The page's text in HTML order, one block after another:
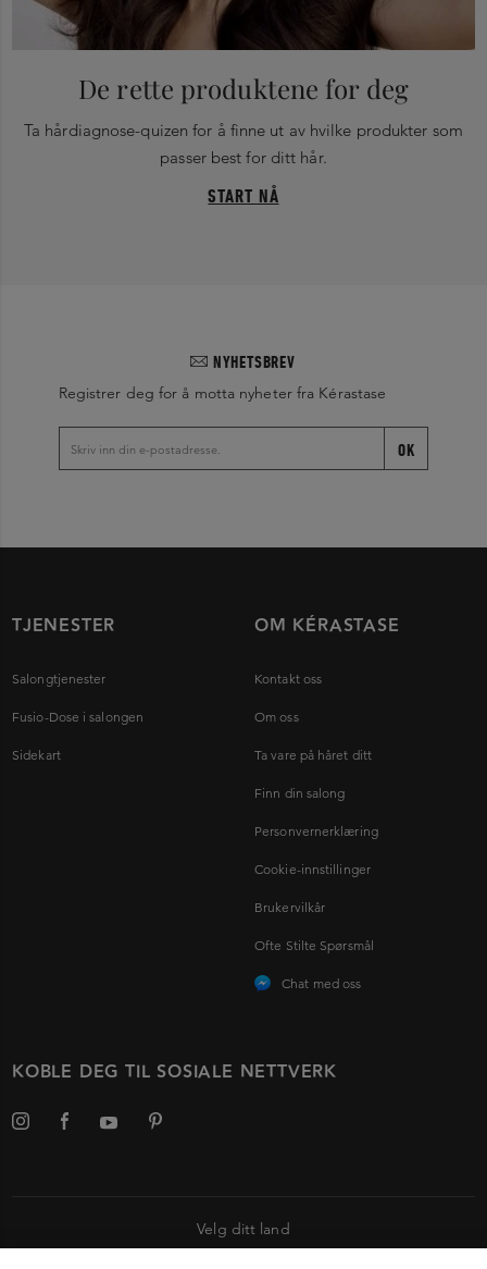
De rette produktene for deg
Ta hårdiagnose-quizen for å finne ut av hvilke produkter som
passer best for ditt hår.
START NÅ
NYHETSBREV
Registrer deg for å motta nyheter fra Kérastase
OK
TJENESTER
Salongtjenester
Fusio-Dose i salongen
Sidekart
OM KÉRASTASE
Kontakt oss
Om oss
Ta vare på håret ditt
Finn din salong
Personvernerklæring
Cookie-innstillinger
Brukervilkår
Ofte Stilte Spørsmål
Chat med oss
KOBLE DEG TIL SOSIALE NETTVERK
Velg ditt land